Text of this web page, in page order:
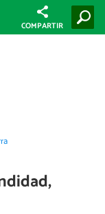
COMPARTIR